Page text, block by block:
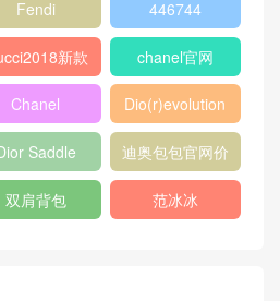
celine classic
448075
Dioraddict gabrielle流浪包
大号手
提包
447632
Fendi 446744
新款
chanel官网